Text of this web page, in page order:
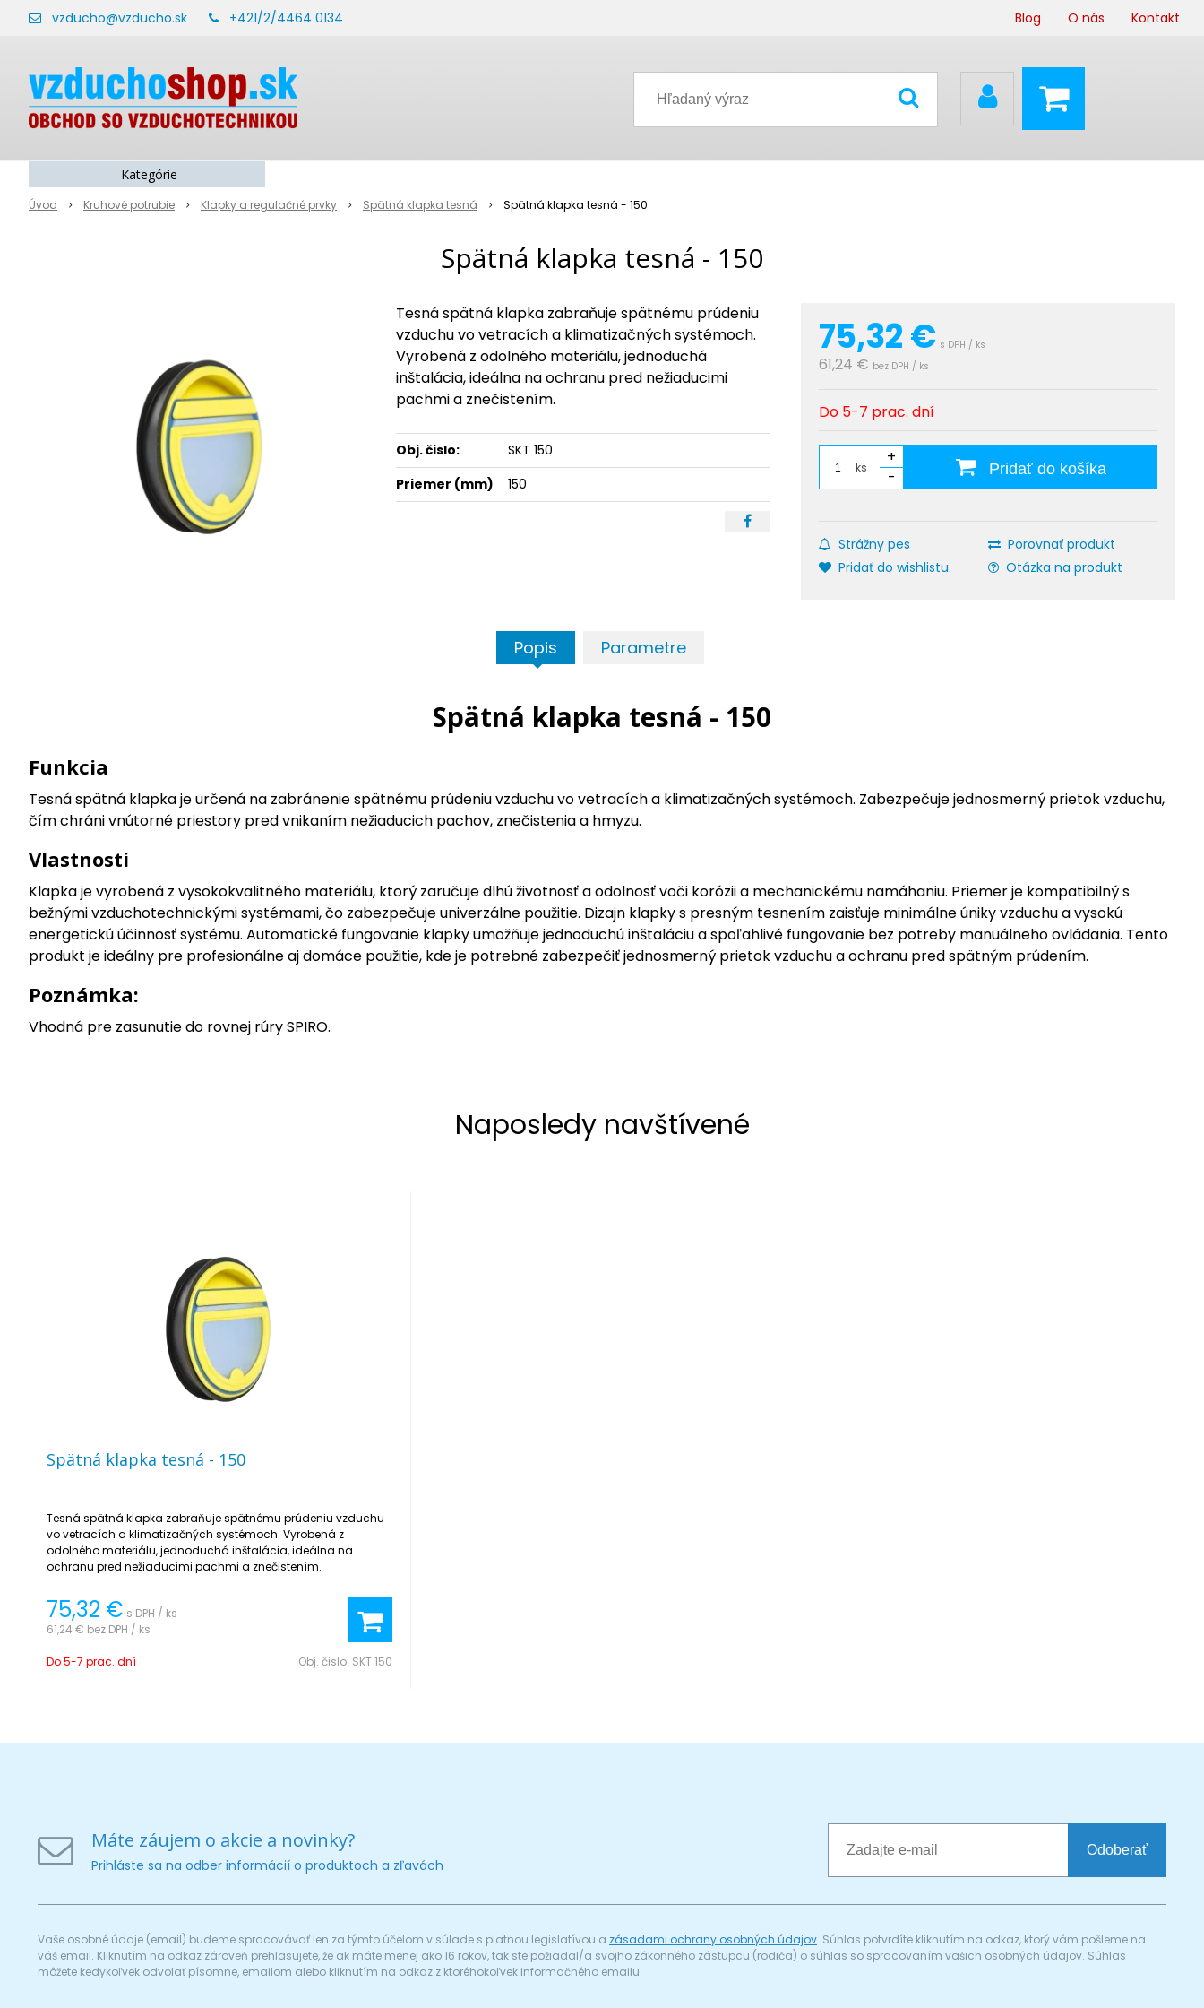
vzducho@vzducho.sk +421/2/4464 0134 Blog O nás Kontakt
Úvod Kruhové potrubie Klapky a regulačné prvky Spätná klapka tesná Spätná klapka tesná - 150
Spätná klapka tesná - 150
75,32€ s DPH / ks
61,24 € bez DPH / ks
Do 5-7 prac. dní
ks
+
-
Pridať do košíka
Strážny pes
Porovnať produkt
Pridať do wishlistu
Otázka na produkt
Tesná spätná klapka zabraňuje spätnému prúdeniu
vzduchu vo vetracích a klimatizačných systémoch.
Vyrobená z odolného materiálu, jednoduchá
inštalácia, ideálna na ochranu pred nežiaducimi
pachmi a znečistením.
Obj. čislo:
SKT 150
Priemer (mm)
150
Popis Parametre
Spätná klapka tesná - 150
Funkcia
Tesná spätná klapka je určená na zabránenie spätnému prúdeniu vzduchu vo vetracích a klimatizačných systémoch. Zabezpečuje jednosmerný prietok vzduchu,
čím chráni vnútorné priestory pred vnikaním nežiaducich pachov, znečistenia a hmyzu.
Vlastnosti
Klapka je vyrobená z vysokokvalitného materiálu, ktorý zaručuje dlhú životnosť a odolnosť voči korózii a mechanickému namáhaniu. Priemer je kompatibilný s
bežnými vzduchotechnickými systémami, čo zabezpečuje univerzálne použitie. Dizajn klapky s presným tesnením zaisťuje minimálne úniky vzduchu a vysokú
energetickú účinnosť systému. Automatické fungovanie klapky umožňuje jednoduchú inštaláciu a spoľahlivé fungovanie bez potreby manuálneho ovládania. Tento
produkt je ideálny pre profesionálne aj domáce použitie, kde je potrebné zabezpečiť jednosmerný prietok vzduchu a ochranu pred spätným prúdením.
Poznámka:
Vhodná pre zasunutie do rovnej rúry SPIRO.
Naposledy navštívené
Spätná klapka tesná - 150
Tesná spätná klapka zabraňuje spätnému prúdeniu vzduchu
vo vetracích a klimatizačných systémoch. Vyrobená z
odolného materiálu, jednoduchá inštalácia, ideálna na
ochranu pred nežiaducimi pachmi a znečistením.
75,32 € s DPH / ks
61,24 € bez DPH / ks
Do 5-7 prac. dní Obj. čislo: SKT 150
Kategórie
Máte záujem o akcie a novinky?
Prihláste sa na odber informácií o produktoch a zľavách
Odoberať
Vaše osobné údaje (email) budeme spracovávať len za týmto účelom v súlade s platnou legislatívou a zásadami ochrany osobných údajov. Súhlas potvrdíte kliknutím na odkaz, ktorý vám pošleme na
váš email. Kliknutím na odkaz zároveň prehlasujete, že ak máte menej ako 16 rokov, tak ste požiadal/a svojho zákonného zástupcu (rodiča) o súhlas so spracovaním vašich osobných údajov. Súhlas
môžete kedykoľvek odvolať písomne, emailom alebo kliknutím na odkaz z ktoréhokoľvek informačného emailu.